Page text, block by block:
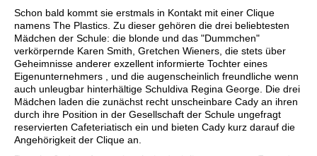
Schon bald kommt sie erstmals in Kontakt mit einer Clique
namens The Plastics. Zu dieser gehören die drei beliebtesten
Mädchen der Schule: die blonde und das "Dummchen"
verkörpernde Karen Smith, Gretchen Wieners, die stets über
Geheimnisse anderer exzellent informierte Tochter eines
Eigenunternehmers , und die augenscheinlich freundliche wenn
auch unleugbar hinterhältige Schuldiva Regina George. Die drei
Mädchen laden die zunächst recht unscheinbare Cady an ihren
durch ihre Position in der Gesellschaft der Schule ungefragt
reservierten Cafeteriatisch ein und bieten Cady kurz darauf die
Angehörigkeit der Clique an.